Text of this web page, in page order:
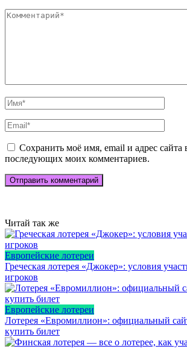
Сохранить моё имя, email и адрес сайта
последующих моих комментариев.
Читай так же
Европейские лотереи
Греческая лотерея «Джокер»: условия
игроков
Европейские лотереи
Лотерея «Евромиллион»: официальный
купить билет